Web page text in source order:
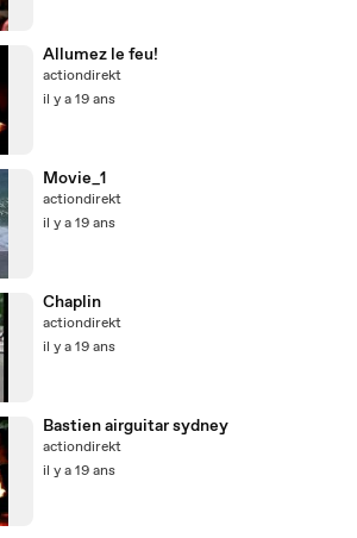
Allumez le feu!
actiondirekt
il y a 19 ans
Movie_1
actiondirekt
il y a 19 ans
Chaplin
actiondirekt
il y a 19 ans
Bastien airguitar sydney
actiondirekt
il y a 19 ans